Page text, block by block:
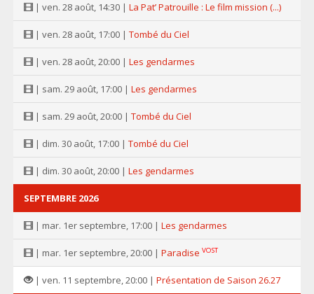
| ven. 28 août, 14:30 | La Pat’ Patrouille : Le film mission (...)
| ven. 28 août, 17:00 | Tombé du Ciel
| ven. 28 août, 20:00 | Les gendarmes
| sam. 29 août, 17:00 | Les gendarmes
| sam. 29 août, 20:00 | Tombé du Ciel
| dim. 30 août, 17:00 | Tombé du Ciel
| dim. 30 août, 20:00 | Les gendarmes
SEPTEMBRE 2026
| mar. 1er septembre, 17:00 | Les gendarmes
| mar. 1er septembre, 20:00 | Paradise VOST
| ven. 11 septembre, 20:00 | Présentation de Saison 26.27